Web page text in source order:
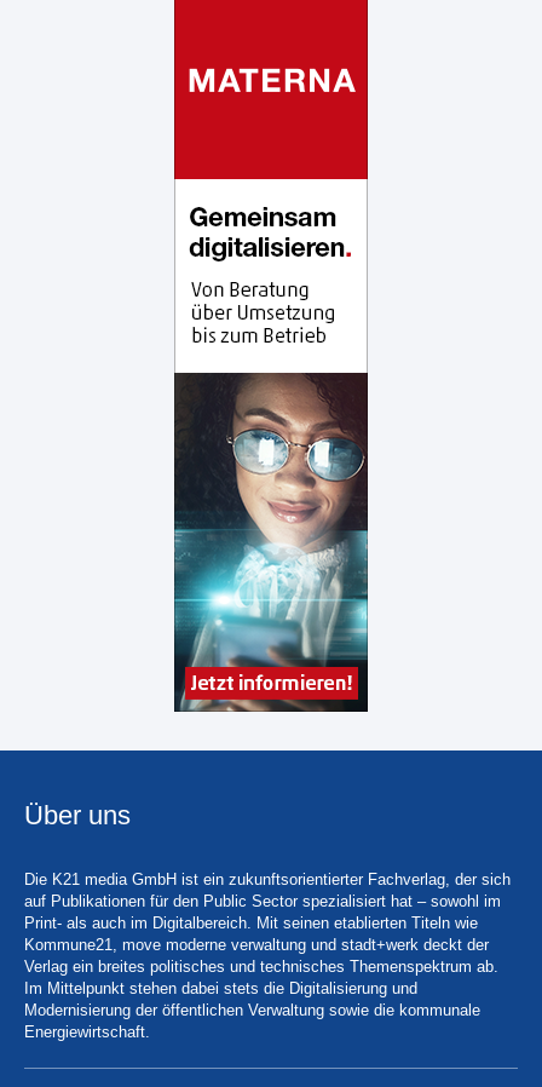
Über uns
Die K21 media GmbH ist ein zukunftsorientierter Fachverlag, der sich
auf Publikationen für den Public Sector spezialisiert hat – sowohl im
Print- als auch im Digitalbereich. Mit seinen etablierten Titeln wie
Kommune21, move moderne verwaltung und stadt+werk deckt der
Verlag ein breites politisches und technisches Themenspektrum ab.
Im Mittelpunkt stehen dabei stets die Digitalisierung und
Modernisierung der öffentlichen Verwaltung sowie die kommunale
Energiewirtschaft.